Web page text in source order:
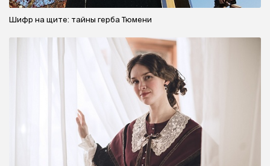
Шифр на щите: тайны герба Тюмени